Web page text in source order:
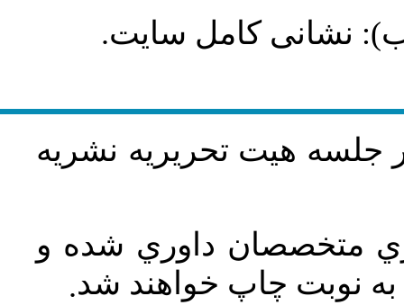
نشانی کامل سایت.
جلسه هيت تحريريه نشريه
متخصصان داوري شده و
نوبت چاپ خواهند شد.